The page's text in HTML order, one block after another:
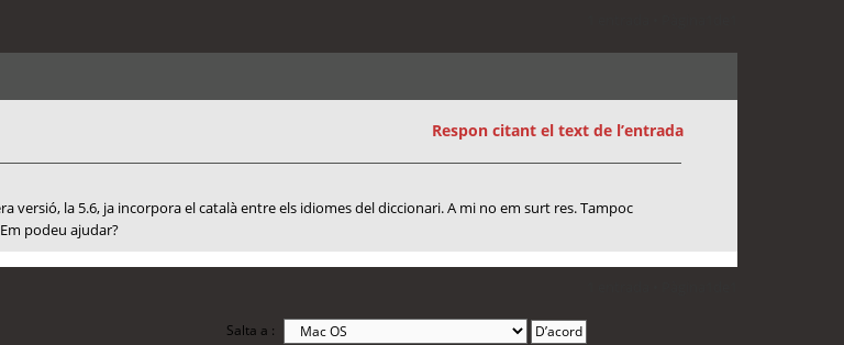
Respon citant el text de l’entrada
la 5.6, ja incorpora el català entre els idiomes del diccionari. A mi no em surt res. Tampoc
podeu ajudar?
Salta a :